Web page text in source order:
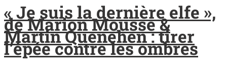
« Je suis la dernière elfe »,
de Marion Mousse &
Martin Quenehen : tirer
l’épée contre les ombres